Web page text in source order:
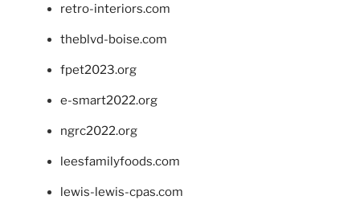
retro-interiors.com
theblvd-boise.com
fpet2023.org
e-smart2022.org
ngrc2022.org
leesfamilyfoods.com
lewis-lewis-cpas.com